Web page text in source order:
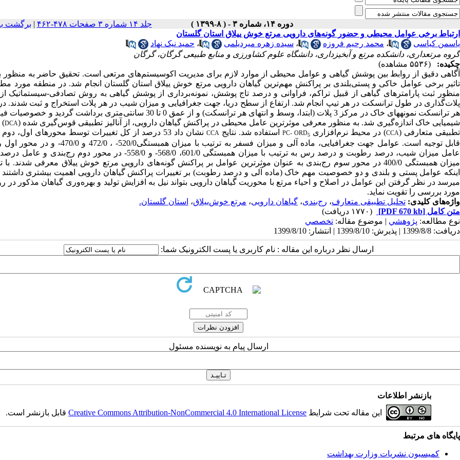
دوره ۱۴، شماره ۳ - ( ۸-۱۳۹۹ ) جلد ۱۴ شماره ۳ صفحات ۴۷۸-۴۶۲ | برگشت
ارتباط برخی عوامل محیطی و حضور گونه‌های دارویی مرتع خوش ییلاق استان گلستان
یاسمن کیاسی
، محمد رحیم فروزه ، سیده زهره میردیلمی ، حمید نیک نهاد
گروه مرتعداری، دانشکده مرتع و آبخیزداری، دانشگاه علوم کشاورزی و منابع طبیعی گرگان، گرگان
چکیده:
(۵۵۳۶ مشاهده)
آگاهی دقیق از روابط بین پوشش گیاهی و عوامل محیطی از موارد لازم برای مدیریت اکوسیستم‌های مرتعی است. تحقیق حاضر به منظور
تاثیر برخی عوامل خاکی و پستی‌بلندی بر پراکنش مهم‌ترین گیاهان دارویی مرتع خوش ییلاق استان گلستان انجام شد. در منطقه مورد
منظور ثبت پارامتر‌های گیاهی از قبیل تراکم، فراوانی و درصد تاج پوشش، نمونه‌برداری از پوشش گیاهی به روش تصادفی-سیستماتیک
پلات‌گذاری در طول ترانسکت در هر تیپ انجام شد. ارتفاع از سطح دریا، جهت جغرافیایی و میزان شیب در هر پلات استخراج و ثبت شدند. در
هر ترانسکت نمونه­های
خاک در مرکز 3 پلات (ابتدا، وسط و انتهای هر ترانسکت) و از عمق 0 تا 30 سانتی‌متری برداشت گردید و
شیمیایی خاک اندازه‌گیری شد. به منظور معرفی موثر‌ترین عامل محیطی در پراکنش گیاهان دارویی، از آنالیز تطبیقی قوس‌گیری شده (DCA
)
تطبیقی متعارفی (CCA) در محیط نرم‌افزاری PC- ORD5 استفاده شد. نتایج CCA
نشان داد 53 درصد از کل تغییرات توسط محور‌های اول،
قابل توجیه است. عوامل جهت جغرافیایی، ماده ‌آلی و میزان فسفر به ترتیب با میزان
عامل میزان شیب، درصد رطوبت و درصد رس به ترتیب با میزان همبستگی 601/0، 568/0- و 558/0- در محور دوم
میزان همبستگی 400/0 در محور سوم رج‌بندی به عنوان موثر‌ترین عوامل بر پراکنش گونه‌های دارویی مرتع خوش ییلاق معرفی شدند. با
اینکه عوامل پستی و بلندی و دو خصوصیت مهم‌ خاک (ماده آلی و درصد رطوبت) بر تغییرات پراکنش گیاهان دارویی اهمیت بیشتری داشتند
می­رسد در نظر گرفتن این عوامل در اصلاح و احیاء مرتع با محوریت گیاهان دارویی بتواند نیل به افزایش تولید و بهره‌وری گیاهان مذکور در
مورد بررسی را تقویت نماید.
واژه‌های کلیدی: تحلیل تطبیقی متعارف، رج‌بندی، گیاهان دارویی، مرتع خوش‌ییلاق، استان گلستان.
متن کامل [PDF 670 kb]
(۱۷۷۰ دریافت)
نوع مطالعه: پژوهشي | موضوع مقاله: تخصصي
دریافت: 1399/8/8 | پذیرش: 1399/8/10 | انتشار: 1399/8/10
ارسال نظر درباره این مقاله : نام کاربری یا پست الکترونیک شما:
ارسال پیام به نویسنده مسئول
بازنشر اطلاعات
این مقاله تحت شرایط Creative Commons Attribution-NonCommercial 4.0 International Licenseقابل بازنشر است.
پایگاه های مرتبط
کمیسیون نشریات وزارت بهداشت